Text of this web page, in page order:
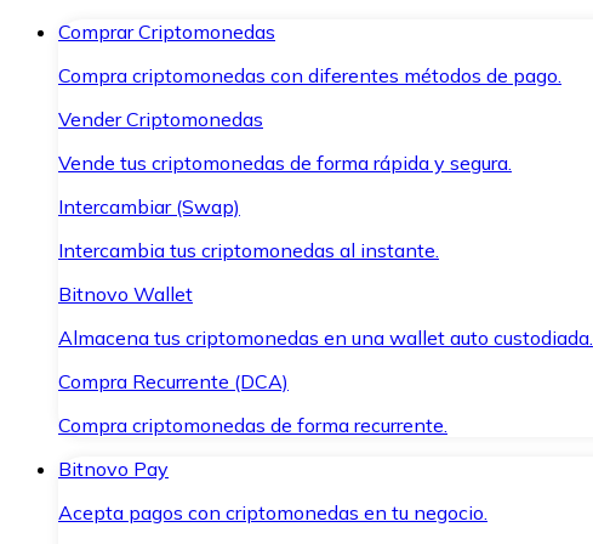
Comprar Criptomonedas
Compra criptomonedas con diferentes métodos de pago.
Vender Criptomonedas
Vende tus criptomonedas de forma rápida y segura.
Intercambiar (Swap)
Intercambia tus criptomonedas al instante.
Bitnovo Wallet
Almacena tus criptomonedas en una wallet auto custodiada.
Compra Recurrente (DCA)
Compra criptomonedas de forma recurrente.
Bitnovo Pay
Acepta pagos con criptomonedas en tu negocio.